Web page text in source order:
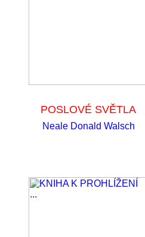
POSLOVÉ SVĚTLA
Neale Donald Walsch